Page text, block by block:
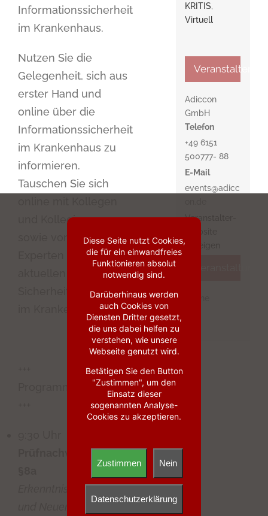
Informationssicherheit
im Krankenhaus.
Nutzen Sie die
Gelegenheit, sich aus
erster Hand und
online über die
Informationssicherheit
im Krankenhaus zu
informieren.
Tauschen Sie sich
und Kolleginnen
sowie vortragenden
Experten über die
Sicherheitsthemen
im Krankenhaus aus.
Programmübersicht
Prüfnachweis nach
Erkenntnisse aus 2019
KRITIS,
Virtuell
Veranstalter
Adiccon
GmbH
Telefon
+49 6151
500777- 88
E-Mail
events@adicc
Veranstalter-
Diese Seite nutzt Cookies,
die für ein einwandfreies
Funktionieren absolut
notwendig sind.
Darüberhinaus werden
auch Cookies von
Diensten Dritter gesetzt,
die uns dabei helfen zu
verstehen, wie unsere
Webseite genutzt wird.
Betätigen Sie den Button
"Zustimmen", um den
Einsatz dieser
sogenannten Analyse-
Cookies zu akzeptieren.
Zustimmen Nein
Datenschutzerklärung